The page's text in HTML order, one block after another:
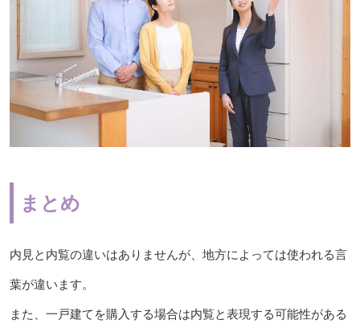
まとめ
内見と内覧の違いはありませんが、地方によっては使われる言
葉が違います。
また、一戸建てを購入する場合は内覧と表現する可能性がある